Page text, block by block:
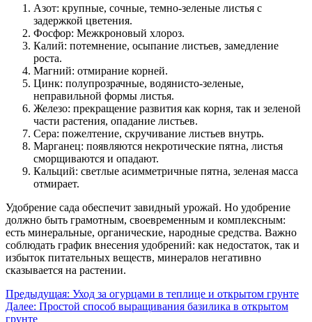
Азот: крупные, сочные, темно-зеленые листья с
задержкой цветения.
Фосфор: Межкроновый хлороз.
Калий: потемнение, осыпание листьев, замедление
роста.
Магний: отмирание корней.
Цинк: полупрозрачные, водянисто-зеленые,
неправильной формы листья.
Железо: прекращение развития как корня, так и зеленой
части растения, опадание листьев.
Сера: пожелтение, скручивание листьев внутрь.
Марганец: появляются некротические пятна, листья
сморщиваются и опадают.
Кальций: светлые асимметричные пятна, зеленая масса
отмирает.
Удобрение сада обеспечит завидный урожай. Но удобрение
должно быть грамотным, своевременным и комплексным:
есть минеральные, органические, народные средства. Важно
соблюдать график внесения удобрений: как недостаток, так и
избыток питательных веществ, минералов негативно
сказывается на растении.
Навигация
по
Предыдущая: Уход за огурцами в теплице и открытом грунте
Далее: Простой способ выращивания базилика в открытом
грунте